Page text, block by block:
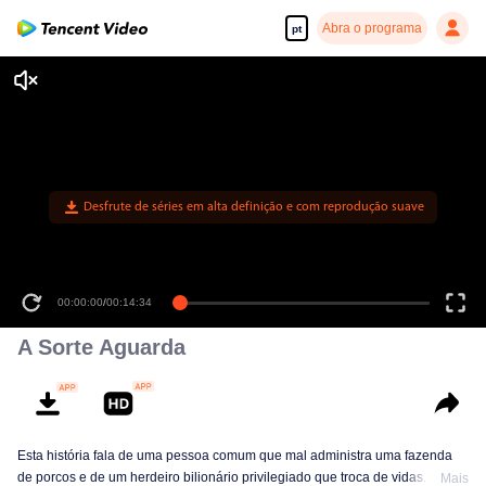
pt Abra o programa
Desfrute de séries em alta definição e com reprodução suave
00:00:00/00:14:34
A Sorte Aguarda
Esta história fala de uma pessoa comum que mal administra uma fazenda
de porcos e de um herdeiro bilionário privilegiado que troca de vidas. HeMais